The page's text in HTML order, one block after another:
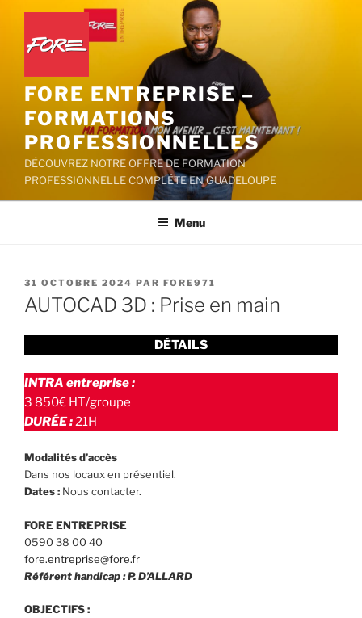
Aller
contenu
FORE ENTREPRISE –
FORMATIONS
PROFESSIONNELLES
DÉCOUVREZ NOTRE OFFRE DE FORMATION
PROFESSIONNELLE COMPLÈTE EN GUADELOUPE
Menu
PUBLIÉ
LE
31 OCTOBRE 2024 PAR FORE971
AUTOCAD 3D : Prise en main
DÉTAILS
INTRA entreprise :
3 850€ HT/groupe
DURÉE :21H
Modalités d’accès
Dans nos locaux en présentiel.
Dates : Nous contacter.
FORE ENTREPRISE
0590 38 00 40
fore.entreprise@fore.fr
Référent handicap : P. D’ALLARD
OBJECTIFS :